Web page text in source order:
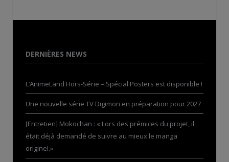
DERNIÈRES NEWS
L’AnimeLand Hors-Série – Spécial Posters est disponible !
Une nouvelle série TV Digimon en préparation pour 2027
[Entretien] Mokochan : « Lors des prémices du projet, il
était déjà demandé de suivre au mieux le manga
originel.»